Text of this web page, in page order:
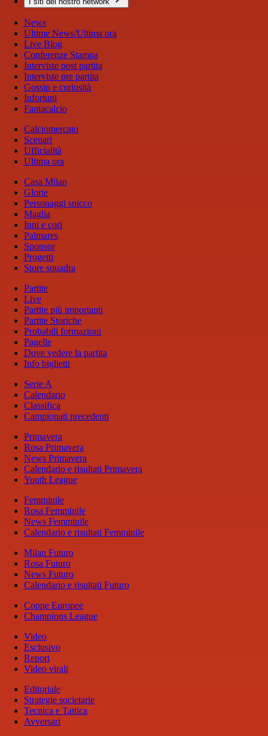
News
Ultime News/Ultima ora
Live Blog
Conferenze Stampa
Interviste post partita
Interviste pre partita
Gossip e curiosità
Infortuni
Fantacalcio
Calciomercato
Scenari
Ufficialità
Ultima ora
Casa Milan
Glorie
Personaggi spicco
Maglia
Inni e cori
Palmares
Sponsor
Progetti
Store squadra
Partite
Live
Partite più importanti
Partite Storiche
Probabili formazioni
Pagelle
Dove vedere la partita
Info biglietti
Serie A
Calendario
Classifica
Campionati precedenti
Primavera
Rosa Primavera
News Primavera
Calendario e risultati Primavera
Youth League
Femminile
Rosa Femminile
News Femminile
Calendario e risultati Femminile
Milan Futuro
Rosa Futuro
News Futuro
Calendario e risultati Futuro
Coppe Europee
Champions League
Video
Esclusivo
Report
Video virali
Editoriale
Strategie societarie
Tecnica e Tattica
Avversari